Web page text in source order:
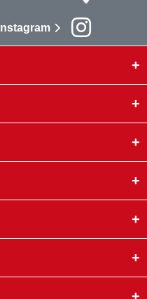
Instagram